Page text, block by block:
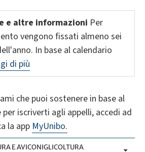
e altre informazioni Per
vengono fissati almeno sei
In base al calendario
di più
che puoi sostenere in base al
iscriverti agli appelli, accedi ad
la app MyUnibo.
E AVICONIGLICOLTURA